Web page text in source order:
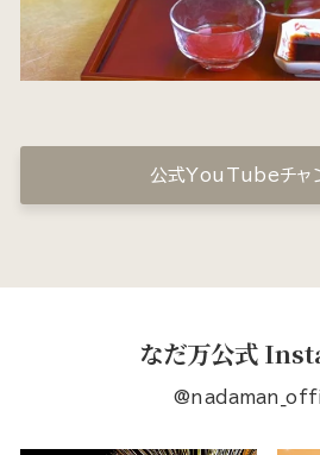
公式YouTubeチャ
なだ万公式